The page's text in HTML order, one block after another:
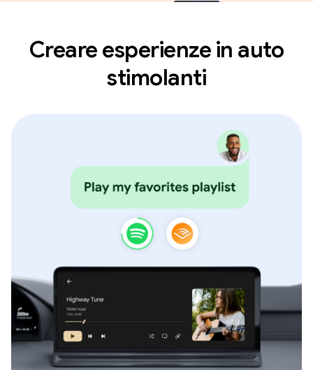
Creare esperienze in auto
stimolanti